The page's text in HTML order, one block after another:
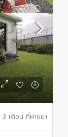
3 เดือน ที่ผ่านมา